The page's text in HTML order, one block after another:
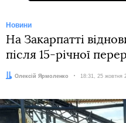
Новини
На Закарпатті
після 15-річної
Автор:
Олексій Ярмоленко Дата:
18:31, 25 жовтня